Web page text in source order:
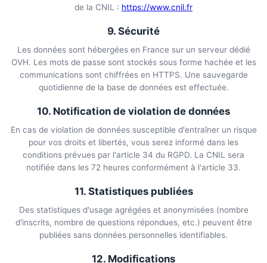
de la CNIL : https://www.cnil.fr
9. Sécurité
Les données sont hébergées en France sur un serveur dédié
OVH. Les mots de passe sont stockés sous forme hachée et les
communications sont chiffrées en HTTPS. Une sauvegarde
quotidienne de la base de données est effectuée.
10. Notification de violation de données
En cas de violation de données susceptible d'entraîner un risque
pour vos droits et libertés, vous serez informé dans les
conditions prévues par l'article 34 du RGPD. La CNIL sera
notifiée dans les 72 heures conformément à l'article 33.
11. Statistiques publiées
Des statistiques d'usage agrégées et anonymisées (nombre
d'inscrits, nombre de questions répondues, etc.) peuvent être
publiées sans données personnelles identifiables.
12. Modifications